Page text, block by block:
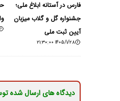
فارس در آستانه ابلاغ ملی؛
جشنواره گل و گلاب میزبان
آیین ثبت ملی
۱۴۰۵/۱/۲۸ ۲۱:۳۰:۰۰
دیدگاه های ارسال شده